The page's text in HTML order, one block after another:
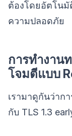
ต้องโดยอัตโนมั
ความปลอดภัย
การทำงาน
โจมตีแบบ
เรามาดูกันว่าก
กับ TLS 1.3